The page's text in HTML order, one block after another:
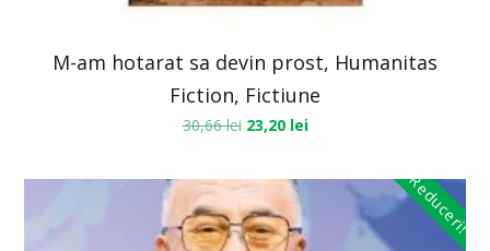
M-am hotarat sa devin prost, Humanitas
Fiction, Fictiune
30,66lei 23,20 lei
Reduceri!